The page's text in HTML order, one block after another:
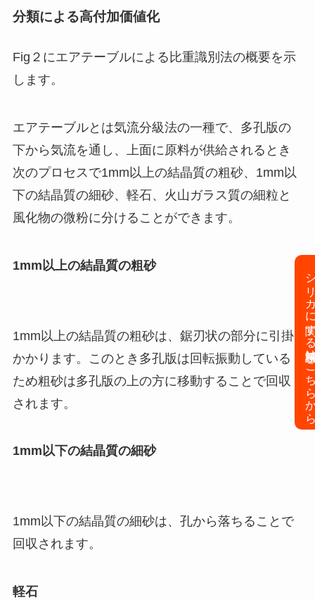
分類による高付加価値化
Fig２にエアテーブルによる比重識別法の概要を示
します。
エアテーブルとは気流分級法の一種で、多孔版の
下から気流を通し、上面に原料が供給されるとき
次のプロセスで1mm以上の結晶質の粗砂、1mm以
下の結晶質の細砂、軽石、火山ガラス質の細粒と
風化物の微粉に分けることができます。
1mm以上の結晶質の粗砂
1mm以上の結晶質の粗砂は、鋸刃状の部分に引掛
かかります。このとき多孔版は回転振動している
ため粗砂は多孔版の上の方に移動することで回収
されます。
1mm以下の結晶質の細砂
1mm以下の結晶質の細砂は、孔から落ちることで
回収されます。
軽石
シリカに関する